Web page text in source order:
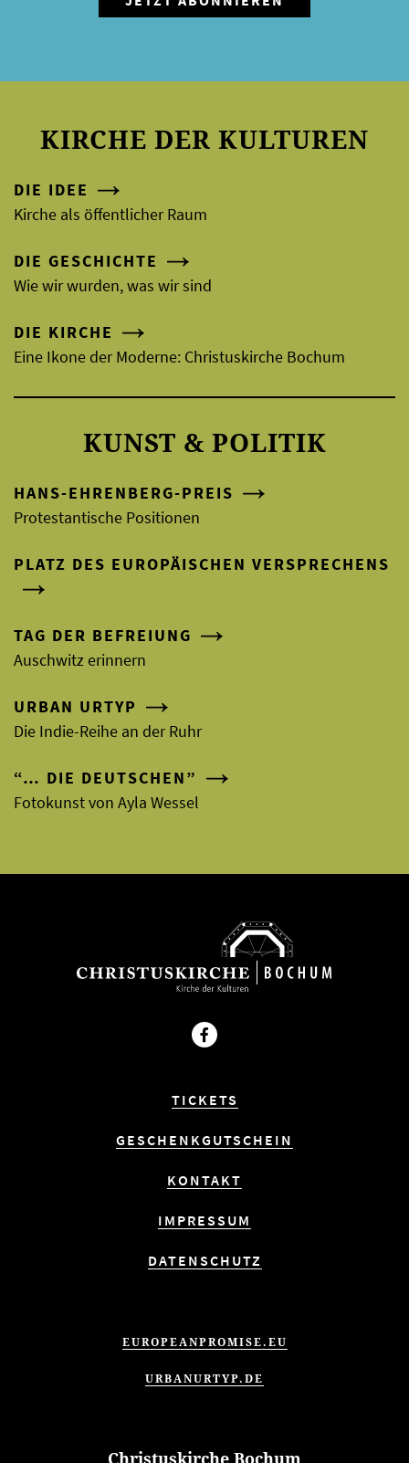
KIRCHE DER KULTUREN
DIE IDEE
Kirche als öffentlicher Raum
DIE GESCHICHTE
Wie wir wurden, was wir sind
DIE KIRCHE
Eine Ikone der Moderne: Christuskirche Bochum
KUNST & POLITIK
HANS-EHRENBERG-PREIS
Protestantische Positionen
PLATZ DES EUROPÄISCHEN VERSPRECHENS
TAG DER BEFREIUNG
Auschwitz erinnern
URBAN URTYP
Die Indie-Reihe an der Ruhr
“… DIE DEUTSCHEN”
Fotokunst von Ayla Wessel
Facebook
TICKETS
GESCHENKGUTSCHEIN
KONTAKT
IMPRESSUM
DATENSCHUTZ
EUROPEANPROMISE.EU
URBANURTYP.DE
Christuskirche Bochum